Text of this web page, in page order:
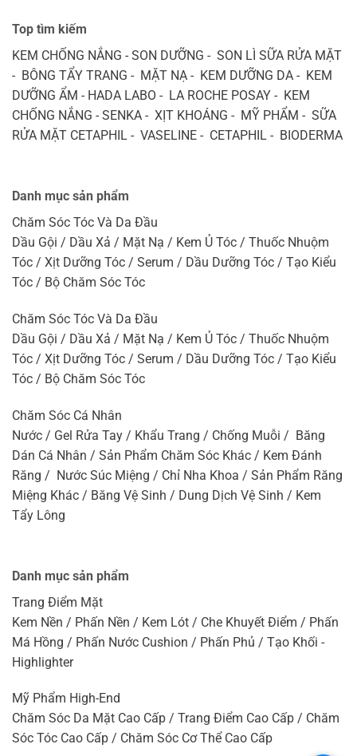
Top tìm kiếm
KEM CHỐNG NẮNG - SON DƯỠNG - SON LÌ SỮA RỬA MẶT
- BÔNG TẨY TRANG - MẶT NẠ - KEM DƯỠNG DA - KEM
DƯỠNG ẨM - HADA LABO - LA ROCHE POSAY - KEM
CHỐNG NẮNG - SENKA - XỊT KHOÁNG - MỸ PHẨM - SỮA
RỬA MẶT CETAPHIL - VASELINE - CETAPHIL - BIODERMA
Danh mục sản phẩm
Chăm Sóc Tóc Và Da Đầu
Dầu Gội / Dầu Xả / Mặt Nạ / Kem Ủ Tóc / Thuốc Nhuộm
Tóc / Xịt Dưỡng Tóc / Serum / Dầu Dưỡng Tóc / Tạo Kiểu
Tóc / Bộ Chăm Sóc Tóc
Chăm Sóc Tóc Và Da Đầu
Dầu Gội / Dầu Xả / Mặt Nạ / Kem Ủ Tóc / Thuốc Nhuộm
Tóc / Xịt Dưỡng Tóc / Serum / Dầu Dưỡng Tóc / Tạo Kiểu
Tóc / Bộ Chăm Sóc Tóc
Chăm Sóc Cá Nhân
Nước / Gel Rửa Tay / Khẩu Trang / Chống Muỗi / Băng
Dán Cá Nhân / Sản Phẩm Chăm Sóc Khác / Kem Đánh
Răng / Nước Súc Miệng / Chỉ Nha Khoa / Sản Phẩm Răng
Miệng Khác / Băng Vệ Sinh / Dung Dịch Vệ Sinh / Kem
Tẩy Lông
Danh mục sản phẩm
Trang Điểm Mặt
Kem Nền / Phấn Nền / Kem Lót / Che Khuyết Điểm / Phấn
Má Hồng / Phấn Nước Cushion / Phấn Phủ / Tạo Khối -
Highlighter
Mỹ Phẩm High-End
Chăm Sóc Da Mặt Cao Cấp / Trang Điểm Cao Cấp / Chăm
Sóc Tóc Cao Cấp / Chăm Sóc Cơ Thể Cao Cấp